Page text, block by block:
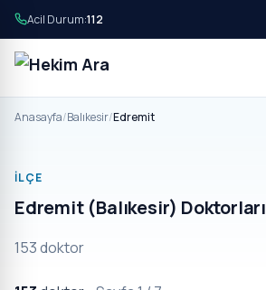
Acil Durum:112
Anasayfa/Balıkesir/Edremit
İLÇE
Edremit (Balıkesir) Doktorları
153 doktor